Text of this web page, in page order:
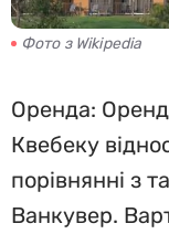
Фото з Wikipedia
Оренда:
Квебеку
порівнянні з
Ванкувер.